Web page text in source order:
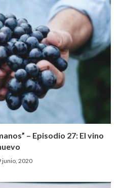
– Episodio 27: El vino
junio, 2020